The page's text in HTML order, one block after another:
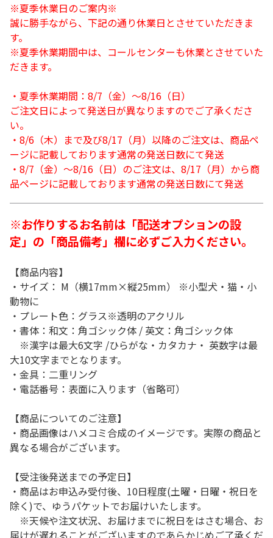
※夏季休業日のご案内※
誠に勝手ながら、下記の通り休業日とさせていただきま
す。
※夏季休業期間中は、コールセンターも休業とさせていた
だきます。
・夏季休業期間：8/7（金）～8/16（日）
ご注文日によって発送日が異なりますのでご了承くださ
い。
・8/6（木）まで及び8/17（月）以降のご注文は、商品ペ
ージに記載しております通常の発送日数にて発送
・8/7（金）～8/16（日）のご注文は、8/17（月）から商
品ページに記載しております通常の発送日数にて発送
※お作りするお名前は「配送オプションの設
定」の「商品備考」欄に必ずご入力ください。
【商品内容】
・サイズ： M（横17mm×縦25mm） ※小型犬・猫・小
動物に
・プレート色：グラス※透明のアクリル
・書体：和文：角ゴシック体 / 英文：角ゴシック体
※漢字は最大6文字 /ひらがな・カタカナ・ 英数字は最
大10文字までとなります。
・金具：二重リング
・電話番号：表面に入ります（省略可）
【商品についてのご注意】
・商品画像はハメコミ合成のイメージです。実際の商品と
異なる場合がございます。
【受注後発送までの予定日】
・商品はお申込み受付後、10日程度(土曜・日曜・祝日を
除く)で、ゆうパケットでお届けいたします。
※天候や注文状況、お届けまでに祝日をはさむ場合、お
届けが遅れることがございますのであらかじめご了承くだ